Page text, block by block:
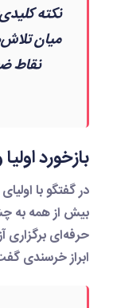
نکته کلیدی:
میان
نقاط
بازخورد
در گفتگو با اولیای
بیش از همه به چشم
حرفه‌ای برگزاری
ابراز خرسندی گفت: